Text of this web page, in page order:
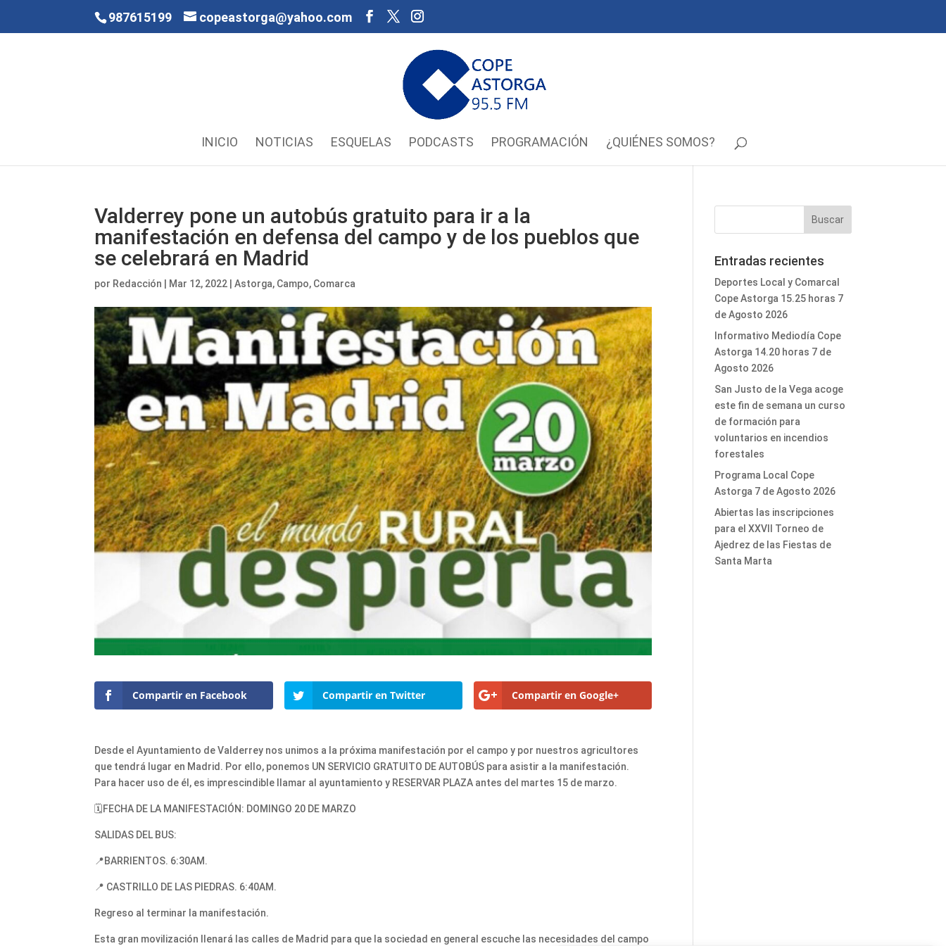
987615199 copeastorga@yahoo.com
INICIO NOTICIAS ESQUELAS PODCASTS PROGRAMACIÓN ¿QUIÉNES SOMOS?
Valderrey pone un autobús gratuito para ir a la
manifestación en defensa del campo y de los pueblos que
se celebrará en Madrid
por Redacción Mar 12, 2022 |Astorga, Campo, Comarca
Compartir en Facebook Compartir en Twitter Compartir en Google+
Desde el Ayuntamiento de Valderrey nos unimos a la próxima manifestación por el campo y por nuestros agricultores
que tendrá lugar en Madrid. Por ello, ponemos UN SERVICIO GRATUITO DE AUTOBÚS para asistir a la manifestación.
Para hacer uso de él, es imprescindible llamar al ayuntamiento y RESERVAR PLAZA antes del martes 15 de marzo.
🗓️FECHA DE LA MANIFESTACIÓN: DOMINGO 20 DE MARZO
SALIDAS DEL BUS:
📍BARRIENTOS. 6:30AM.
📍 CASTRILLO DE LAS PIEDRAS. 6:40AM.
Regreso al terminar la manifestación.
Esta gran movilización llenará las calles de Madrid para que la sociedad en general escuche las necesidades del campo
Entradas recientes
Deportes Local y Comarcal
Cope Astorga 15.25 horas 7
de Agosto 2026
Informativo Mediodía Cope
Astorga 14.20 horas 7 de
Agosto 2026
San Justo de la Vega acoge
este fin de semana un curso
de formación para
voluntarios en incendios
forestales
Programa Local Cope
Astorga 7 de Agosto 2026
Abiertas las inscripciones
para el XXVII Torneo de
Ajedrez de las Fiestas de
Santa Marta